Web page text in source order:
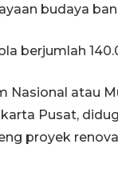
budaya
berjumlah
Nasional atau
Pusat,
proyek